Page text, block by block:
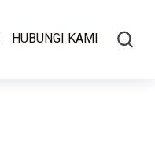
HUBUNGI KAMI